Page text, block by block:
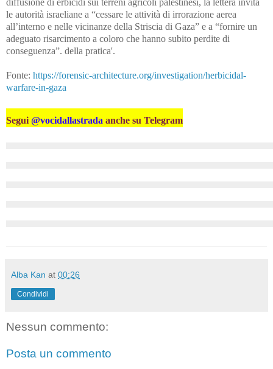
diffusione di erbicidi sui terreni agricoli palestinesi, la lettera invita
le autorità israeliane a “cessare le attività di irrorazione aerea
all’interno e nelle vicinanze della Striscia di Gaza” e a “fornire un
adeguato risarcimento a coloro che hanno subito perdite di
conseguenza”. della pratica'.
Fonte: https://forensic-architecture.org/investigation/herbicidal-
warfare-in-gaza
Segui @vocidallastrada anche su Telegram
Alba Kan at 00:26
Condividi
Nessun commento:
Posta un commento